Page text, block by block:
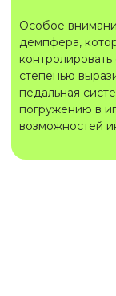
Особое
демпфера,
степенью
педальная
погружению в
возможностей